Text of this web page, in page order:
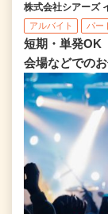
株式会社シアーズ
アルバイト パー
短期・単発OK
会場などでの